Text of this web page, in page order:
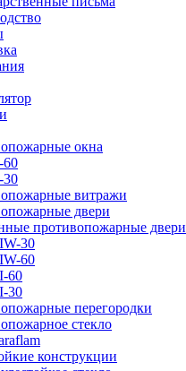
окна
60
30
витражи
двери
противопожарные двери
30
60
60
30
перегородки
стекло
конструкции